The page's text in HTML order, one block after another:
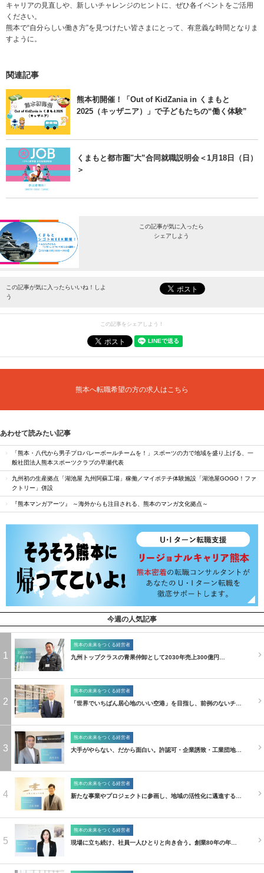
キャリアの見直しや、新しいチャレンジのヒントに、ぜひ各イベントをご活用
ください。
熊本で“自分らしい働き方”を見つけたい皆さまにとって、有意義な時間となりま
すように。
関連記事
熊本初開催！「Out of KidZania in くまもと
2025（キッザニア）」で子どもたちの“働く体験”
くまもと都市圏"大”合同就職説明会＜1月18日（日）
＞
この記事が気に入ったら
シェアしよう
最新情報をお届けします。
この記事が気に入ったらいいね！しよ
う
この記事をシェアしよう！
熊本へ転職希望の方の求人はこちら
あわせて読みたい記事
「熊本・八代から男子プロバレーボールチームを！」スポーツの力で地域を盛り上げる、一
般社団法人熊本スポーツクラブの早瀬代表
九州初の生産拠点「湖池屋 九州阿蘇工場」稼働／マイポテチ体験施設「湖池屋GOGO！ファ
クトリー」併設
『熊本マンガアーツ』 ～海外からも注目される、熊本のマンガ文化拠点～
今週の人気記事
1
熊本の未来をつくる経営者
九州トップクラスの青果仲卸として2030年売上300億円…
2
熊本の未来をつくる経営者
「世界でいちばん居心地のいい空港」を目指し、前例のないチ…
3
熊本の未来をつくる経営者
大手がやらない、だから面白い。許認可・企業誘致・工業団地…
4
熊本の未来をつくる経営者
新たな事業やプロジェクトに参画し、地域の活性化に邁進する…
5
熊本の未来をつくる経営者
現場に立ち続け、社員一人ひとりと向き合う。創業80年の年…